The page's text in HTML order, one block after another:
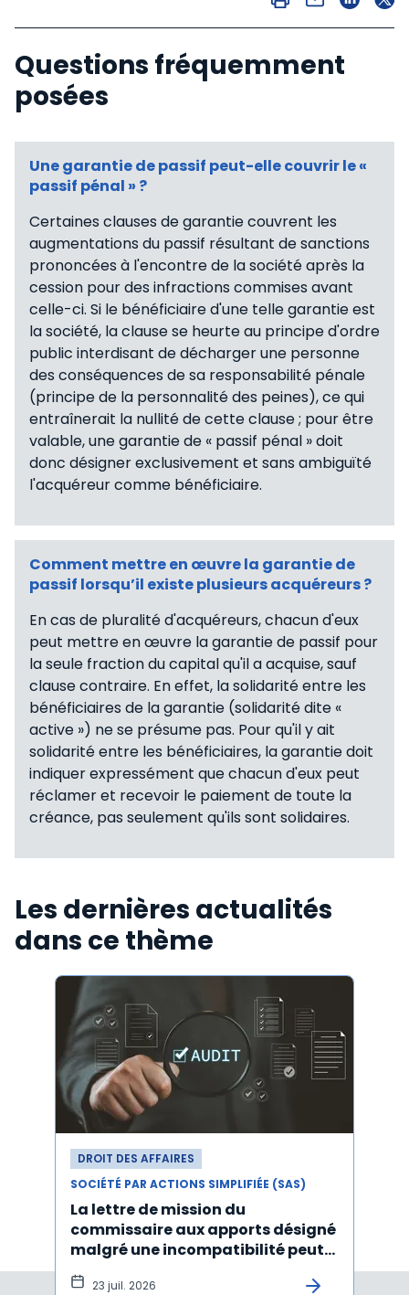
Questions fréquemment
posées
Une garantie de passif peut-elle couvrir le «
passif pénal » ?
Certaines clauses de garantie couvrent les
augmentations du passif résultant de sanctions
prononcées à l'encontre de la société après la
cession pour des infractions commises avant
celle-ci. Si le bénéficiaire d'une telle garantie est
la société, la clause se heurte au principe d'ordre
public interdisant de décharger une personne
des conséquences de sa responsabilité pénale
(principe de la personnalité des peines), ce qui
entraînerait la nullité de cette clause ; pour être
valable, une garantie de « passif pénal » doit
donc désigner exclusivement et sans ambiguïté
l'acquéreur comme bénéficiaire.
Comment mettre en œuvre la garantie de
passif lorsqu’il existe plusieurs acquéreurs ?
En cas de pluralité d'acquéreurs, chacun d'eux
peut mettre en œuvre la garantie de passif pour
la seule fraction du capital qu'il a acquise, sauf
clause contraire. En effet, la solidarité entre les
bénéficiaires de la garantie (solidarité dite «
active ») ne se présume pas. Pour qu'il y ait
solidarité entre les bénéficiaires, la garantie doit
indiquer expressément que chacun d'eux peut
réclamer et recevoir le paiement de toute la
créance, pas seulement qu'ils sont solidaires.
Les dernières actualités
dans ce thème
DROIT DES AFFAIRES
SOCIÉTÉ PAR ACTIONS SIMPLIFIÉE (SAS)
La lettre de mission du
commissaire aux apports désigné
malgré une incompatibilité peut
être annulée
23 juil. 2026